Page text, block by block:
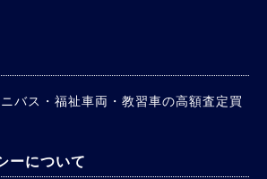
バス・福祉車両・教習車の高額査定買
ーについて